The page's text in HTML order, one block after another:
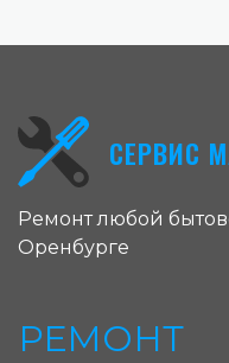
СЕРВИС
Ремонт любой
Оренбурге
РЕМОНТ